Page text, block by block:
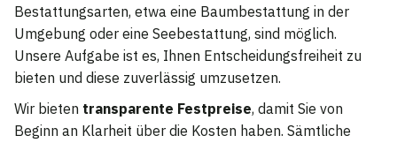
Bestattungsarten, etwa eine Baumbestattung in der
Umgebung oder eine Seebestattung, sind möglich.
Unsere Aufgabe ist es, Ihnen Entscheidungsfreiheit zu
bieten und diese zuverlässig umzusetzen.
Wir bieten transparente Festpreise, damit Sie von
Beginn an Klarheit über die Kosten haben. Sämtliche